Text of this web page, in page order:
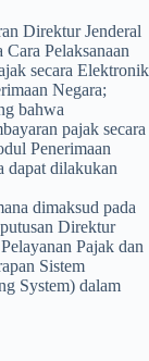
Direktur Jenderal
Cara Pelaksanaan
secara Elektronik
Negara;
bahwa
pajak secara
Penerimaan
dapat dilakukan
dimaksud pada
Direktur
Pajak dan
Sistem
System) dalam